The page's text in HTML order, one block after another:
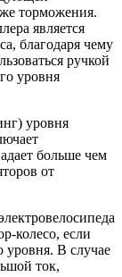
торможения.
является
благодаря чему
ручкой
уровня
уровня
больше чем
от
колесо, если
уровня. В случае
ток,